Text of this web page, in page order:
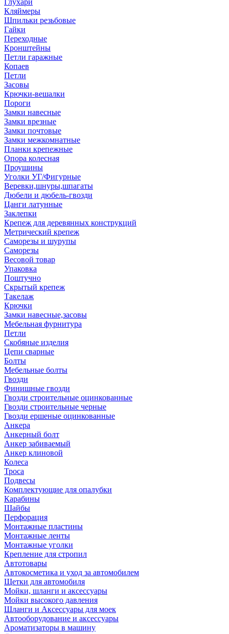
Глухари
Кляймеры
Шпильки резьбовые
Гайки
Переходные
Кронштейны
Петли гаражные
Копаев
Петли
Засовы
Крючки-вешалки
Пороги
Замки навесные
Замки врезные
Замки почтовые
Замки межкомнатные
Планки крепежные
Опора колесная
Проушины
Уголки УГ/Фигурные
Веревки,шнуры,шпагаты
Дюбели и дюбель-гвозди
Цанги латунные
Заклепки
Крепеж для деревянных конструкций
Метрический крепеж
Саморезы и шурупы
Саморезы
Весовой товар
Упаковка
Поштучно
Скрытый крепеж
Такелаж
Крючки
Замки навесные,засовы
Мебельная фурнитура
Петли
Скобяные изделия
Цепи сварные
Болты
Мебельные болты
Гвозди
Финишные гвозди
Гвозди строительные оцинкованные
Гвозди строительные черные
Гвозди ершеные оцинкованные
Анкера
Анкерный болт
Анкер забиваемый
Анкер клиновой
Колеса
Троса
Подвесы
Комплектующие для опалубки
Карабины
Шайбы
Перфорация
Монтажные пластины
Монтажные ленты
Монтажные уголки
Крепление для стропил
Автотовары
Автокосметика и уход за автомобилем
Щетки для автомобиля
Мойки, шланги и аксессуары
Мойки высокого давления
Шланги и Аксессуары для моек
Автооборудование и аксессуары
Ароматизаторы в машину